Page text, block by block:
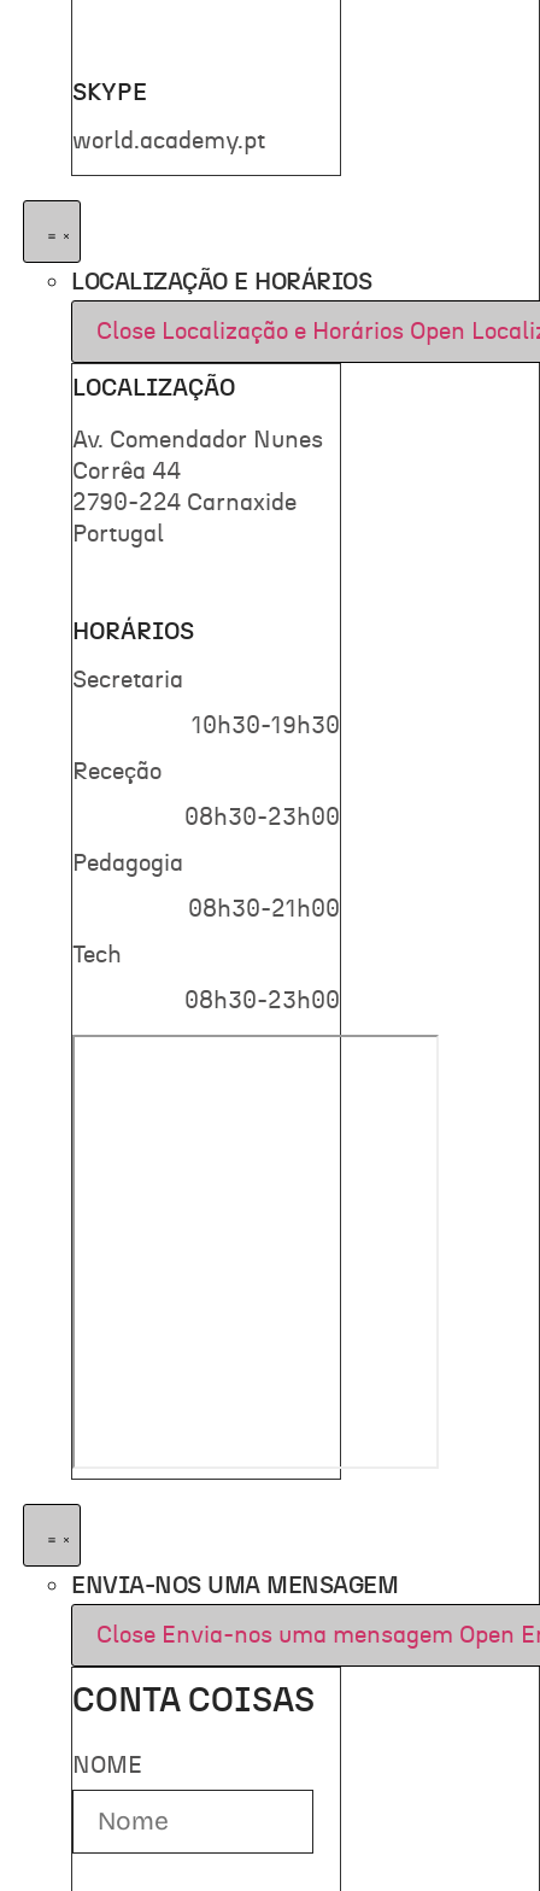
SKYPE
world.academy.pt
LOCALIZAÇÃO E HORÁRIOS
Close Localização e Horários Open
LOCALIZAÇÃO
Av. Comendador Nunes
Corrêa 44
2790-224 Carnaxide
Portugal
HORÁRIOS
Secretaria
10h30-19h30
Receção
08h30-23h00
Pedagogia
08h30-21h00
Tech
08h30-23h00
ENVIA-NOS UMA MENSAGEM
Close Envia-nos uma mensagem Open
CONTA COISAS
NOME